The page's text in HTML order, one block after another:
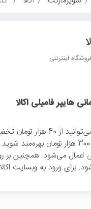
اینترنتی
با وارد کردن کد تخفیف
اکالا برای خریدهای بالای 300
اعمال می‌شود. همچنین بر
برای ورود به وبسایت